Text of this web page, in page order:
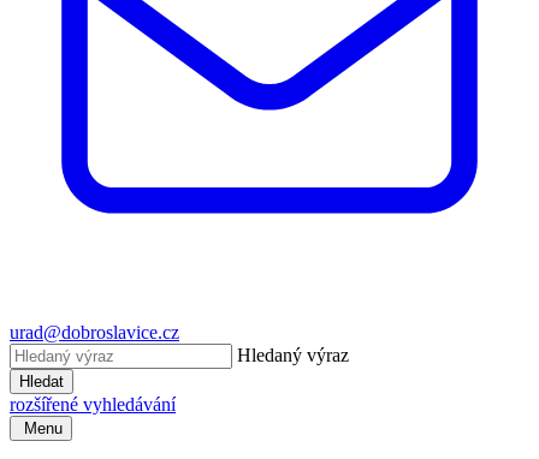
urad@dobroslavice.cz
Hledaný výraz
Hledat
rozšířené vyhledávání
Menu